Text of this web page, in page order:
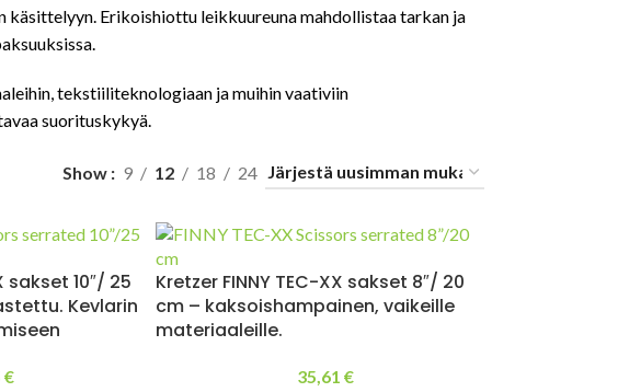
Erikoishiottu leikkuureuna mahdollistaa tarkan ja
tekstiiliteknologiaan ja muihin vaativiin
suorituskykyä.
Show 9 12 18 24
sakset 10″/ 25
Kevlarin
€
Kretzer FINNY TEC-XX sakset 8″/ 20
cm – kaksoishampainen, vaikeille
materiaaleille.
35,61€